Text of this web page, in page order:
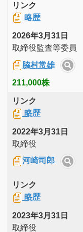
リンク
略歴
2026年3月31日
取締役監査等委員
脇村常雄
211,000株
リンク
略歴
2022年3月31日
取締役
河崎司郎
リンク
略歴
2023年3月31日
取締役